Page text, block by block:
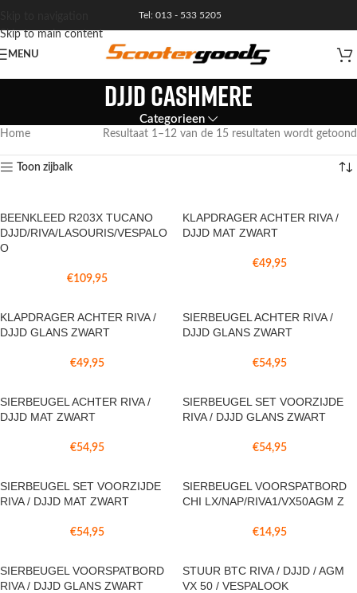
Skip to main content
Tel: 013 - 533 5205
MENU
DJJD Cashmere
Categorieen
Home Resultaat 1–12 van de 15 resultaten wordt getoond
Toon zijbalk
BEENKLEED R203X TUCANO
DJJD/RIVA/LASOURIS/VESPALO
O
€109,95
KLAPDRAGER ACHTER RIVA /
DJJD MAT ZWART
€49,95
KLAPDRAGER ACHTER RIVA /
DJJD GLANS ZWART
€49,95
SIERBEUGEL ACHTER RIVA /
DJJD GLANS ZWART
€54,95
SIERBEUGEL ACHTER RIVA /
DJJD MAT ZWART
€54,95
SIERBEUGEL SET VOORZIJDE
RIVA / DJJD GLANS ZWART
€54,95
SIERBEUGEL SET VOORZIJDE
RIVA / DJJD MAT ZWART
€54,95
SIERBEUGEL VOORSPATBORD
CHI LX/NAP/RIVA1/VX50AGM Z
€14,95
SIERBEUGEL VOORSPATBORD
RIVA / DJJD GLANS ZWART
STUUR BTC RIVA / DJJD / AGM
VX 50 / VESPALOOK